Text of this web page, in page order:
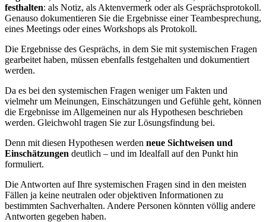
festhalten: als Notiz, als Aktenvermerk oder als Gesprächsprotokoll.
Genauso dokumentieren Sie die Ergebnisse einer Teambesprechung,
eines Meetings oder eines Workshops als Protokoll.
Die Ergebnisse des Gesprächs, in dem Sie mit systemischen Fragen
gearbeitet haben, müssen ebenfalls festgehalten und dokumentiert
werden.
Da es bei den systemischen Fragen weniger um Fakten und
vielmehr um Meinungen, Einschätzungen und Gefühle geht, können
die Ergebnisse im Allgemeinen nur als Hypothesen beschrieben
werden. Gleichwohl tragen Sie zur Lösungsfindung bei.
Denn mit diesen Hypothesen werden neue Sichtweisen und
Einschätzungen deutlich – und im Idealfall auf den Punkt hin
formuliert.
Die Antworten auf Ihre systemischen Fragen sind in den meisten
Fällen ja keine neutralen oder objektiven Informationen zu
bestimmten Sachverhalten. Andere Personen könnten völlig andere
Antworten gegeben haben.